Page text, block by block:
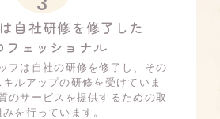
自社研修を修了した
フェッショナル
フは自社の研修を修了し、その
ルアップの研修を受けていま
のサービスを提供するための取
みを行っています。